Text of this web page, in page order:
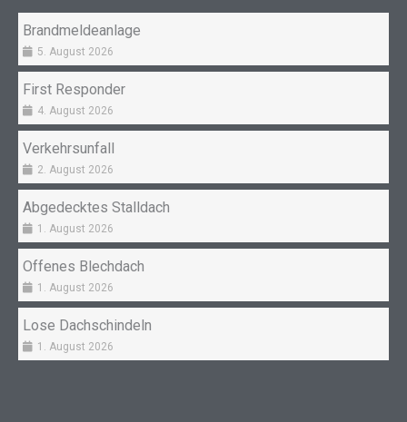
k
a
Brandmeldeanlage
5. August 2026
First Responder
4. August 2026
Verkehrsunfall
2. August 2026
Abgedecktes Stalldach
1. August 2026
Offenes Blechdach
1. August 2026
Lose Dachschindeln
1. August 2026